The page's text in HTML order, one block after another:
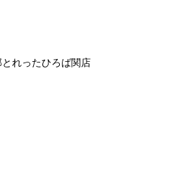
とれったひろば関店